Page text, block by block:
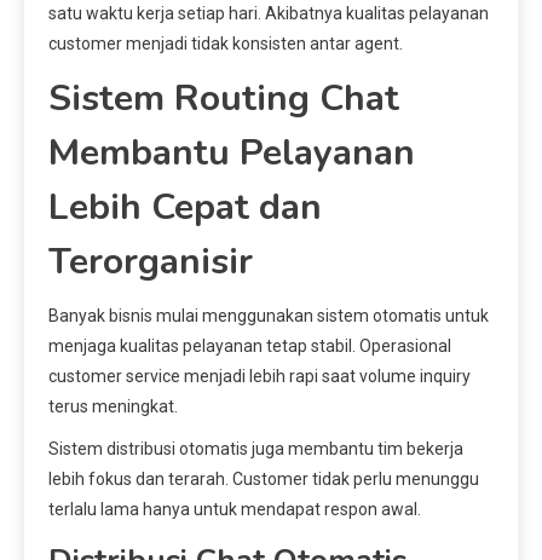
satu waktu kerja setiap hari. Akibatnya kualitas pelayanan
customer menjadi tidak konsisten antar agent.
Sistem Routing Chat
Membantu Pelayanan
Lebih Cepat dan
Terorganisir
Banyak bisnis mulai menggunakan sistem otomatis untuk
menjaga kualitas pelayanan tetap stabil. Operasional
customer service menjadi lebih rapi saat volume inquiry
terus meningkat.
Sistem distribusi otomatis juga membantu tim bekerja
lebih fokus dan terarah. Customer tidak perlu menunggu
terlalu lama hanya untuk mendapat respon awal.